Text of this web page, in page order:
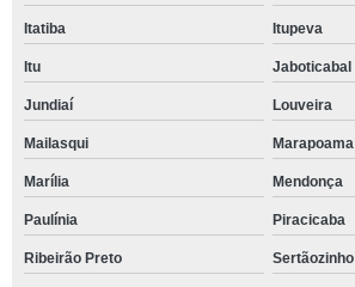
Itatiba Itupeva
Itu Jaboticabal
Jundiaí Louveira
Mailasqui Marapoama
Marília Mendonça
Paulínia Piracicaba
Ribeirão Preto Sertãozinho